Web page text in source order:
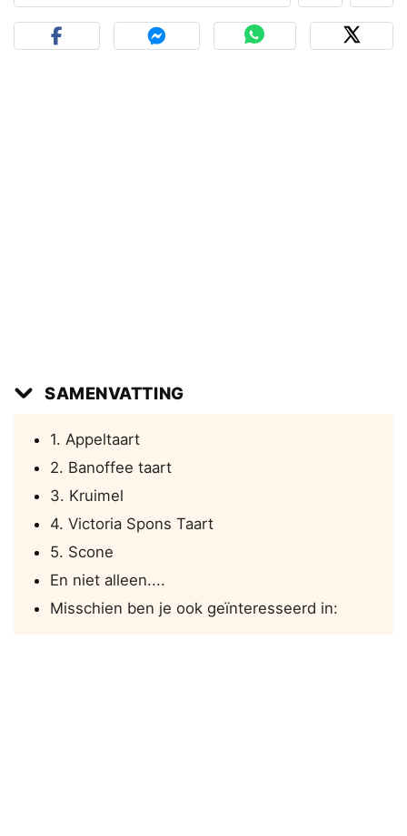
SAMENVATTING
1. Appeltaart
2. Banoffee taart
3. Kruimel
4. Victoria Spons Taart
5. Scone
En niet alleen....
Misschien ben je ook geïnteresseerd in: